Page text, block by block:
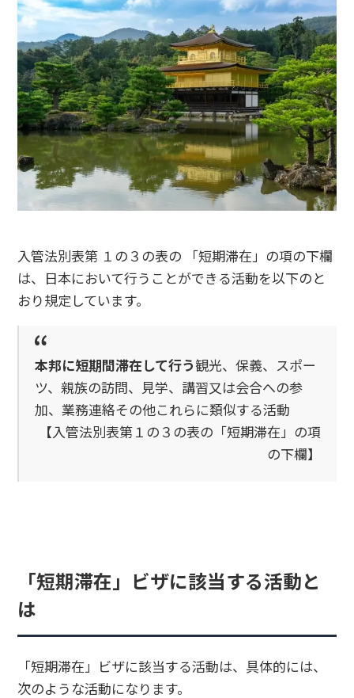
入管法別表第 １の３の表の 「短期滞在」の項の下欄
は、日本において行うことができる活動を以下のと
おり規定しています。
本邦に短期間滞在して行う観光、保義、スポー
ツ、親族の訪問、見学、講習又は会合への参
加、業務連絡その他これらに類似する活動
【入管法別表第１の３の表の「短期滞在」の項
の下欄】
「短期滞在」ビザに該当する活動と
は
「短期滞在」ビザに該当する活動は、具体的には、
次のような活動になります。